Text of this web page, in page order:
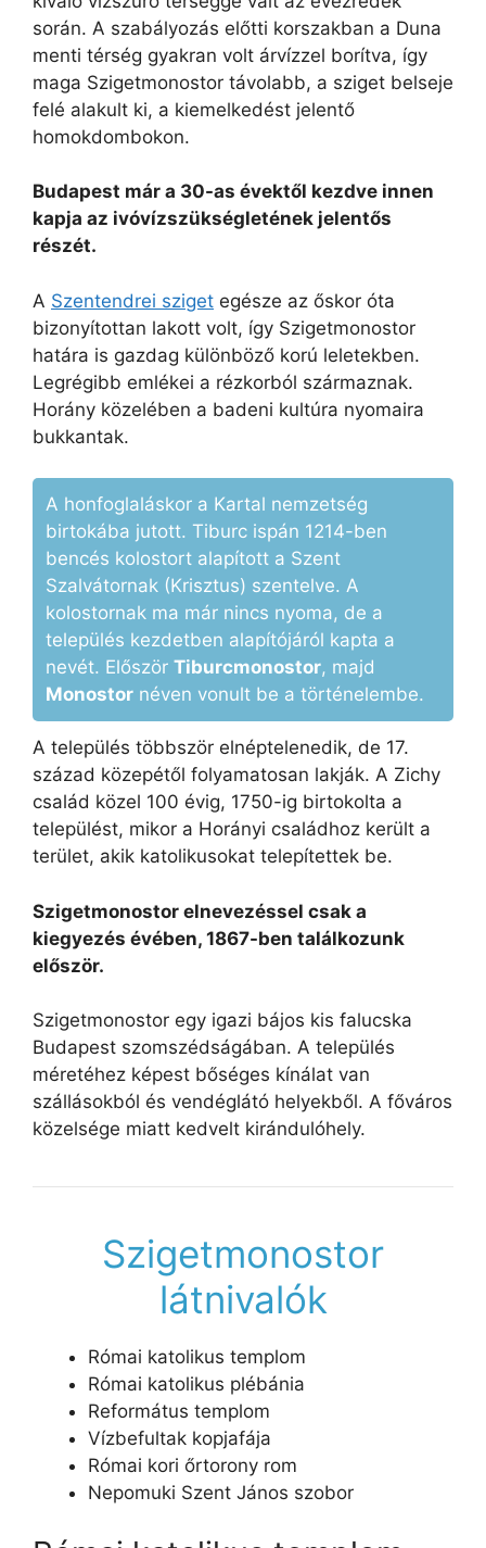
során. A szabályozás előtti korszakban a Duna
menti térség gyakran volt árvízzel borítva, így
maga Szigetmonostor távolabb, a sziget belseje
felé alakult ki, a kiemelkedést jelentő
homokdombokon.
Budapest már a 30-as évektől kezdve innen
kapja az ivóvízszükségletének jelentős
részét.
A Szentendrei sziget egésze az őskor óta
bizonyítottan lakott volt, így Szigetmonostor
határa is gazdag különböző korú leletekben.
Legrégibb emlékei a rézkorból származnak.
Horány közelében a badeni kultúra nyomaira
bukkantak.
A honfoglaláskor a Kartal nemzetség
birtokába jutott. Tiburc ispán 1214-ben
bencés kolostort alapított a Szent
Szalvátornak (Krisztus) szentelve. A
kolostornak ma már nincs nyoma, de a
település kezdetben alapítójáról kapta a
nevét. Először Tiburcmonostor, majd
Monostor néven vonult be a történelembe.
A település többször elnéptelenedik, de 17.
század közepétől folyamatosan lakják. A Zichy
család közel 100 évig, 1750-ig birtokolta a
települést, mikor a Horányi családhoz került a
terület, akik katolikusokat telepítettek be.
Szigetmonostor elnevezéssel csak a
kiegyezés évében, 1867-ben találkozunk
először.
Szigetmonostor egy igazi bájos kis falucska
Budapest szomszédságában. A település
méretéhez képest bőséges kínálat van
szállásokból és vendéglátó helyekből. A főváros
közelsége miatt kedvelt kirándulóhely.
Szigetmonostor
látnivalók
Római katolikus templom
Római katolikus plébánia
Református templom
Vízbefultak kopjafája
Római kori őrtorony rom
Nepomuki Szent János szobor